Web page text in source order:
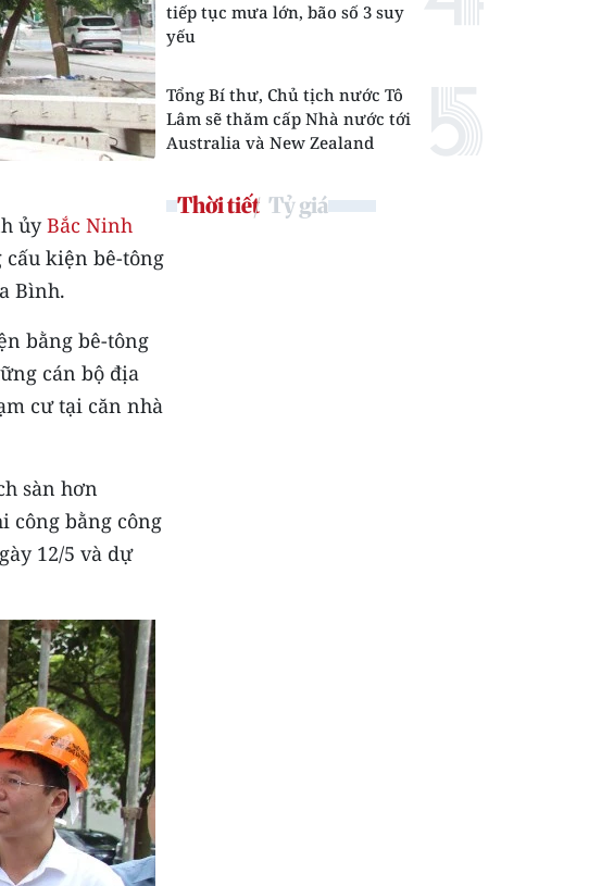
ủyBắc Ninh
cấu kiện bê-tông
Bình.
bằng bê-tông
cán bộ địa
cư tại căn nhà
sàn hơn
công bằng công
12/5 và dự
tiếp tục mưa lớn, bão số 3 suy
yếu
Tổng Bí thư, Chủ tịch nước Tô
Lâm sẽ thăm cấp Nhà nước tới
Australia và New Zealand
Thời tiết Tỷ giá